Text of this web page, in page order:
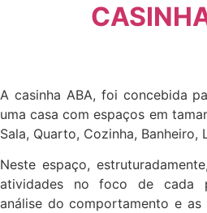
A casinha ABA, foi concebida
uma casa com espaços em
Sala, Quarto, Cozinha, Banheiro,
Neste espaço,
atividades no foco de cada
análise do comportamento e as